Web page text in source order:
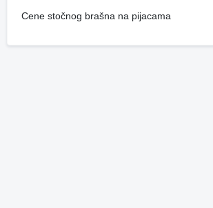
Cene stočnog brašna na pijacama